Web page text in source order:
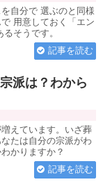
自分で 選ぶのと同様
用意しておく「エン
そうです。
記事を読む
派は？わから
えています。いざ葬
たは自分の宗派がわ
かりますか？
記事を読む